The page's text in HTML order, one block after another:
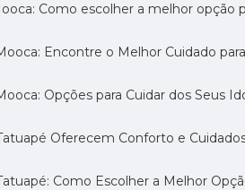
Como escolher a melhor opção
Encontre o Melhor Cuidado
Opções para Cuidar dos Seus
Oferecem Conforto e
Como Escolher a Melhor